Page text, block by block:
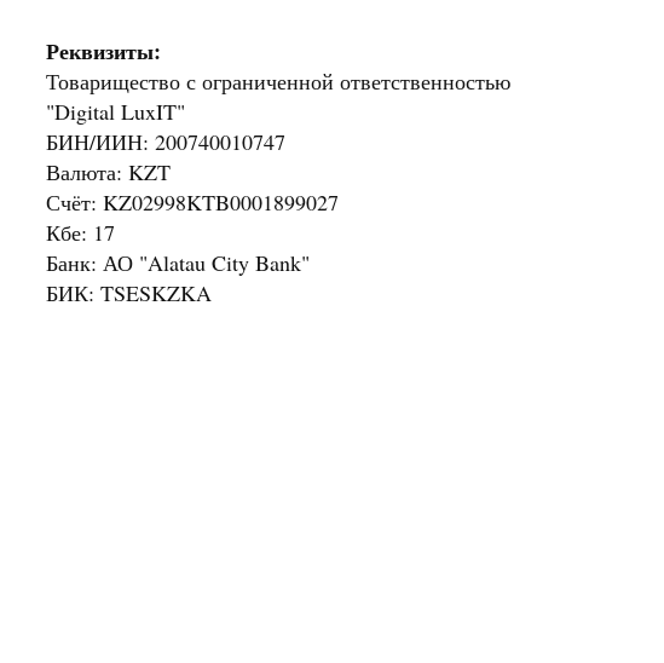
Реквизиты:
Товарищество с ограниченной ответственностью
"Digital LuxIT"
БИН/ИИН: 200740010747
Валюта: KZT
Счёт: KZ02998KTB0001899027
Кбе: 17
Банк: АО "Alatau City Bank"
БИК: TSESKZKA